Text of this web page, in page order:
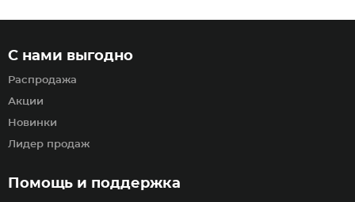
Помощь и поддержка
С нами выгодно
Распродажа
Акции
Новинки
Лидер продаж